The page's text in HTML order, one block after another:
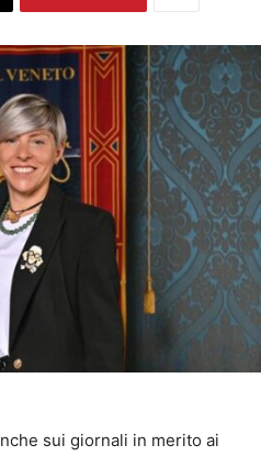
sui giornali in merito ai